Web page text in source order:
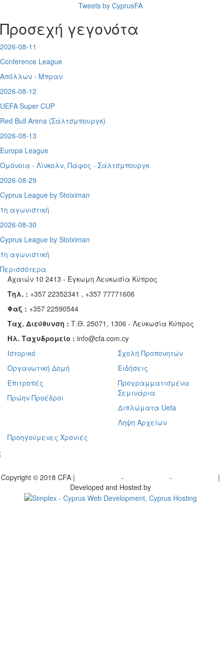
Tweets by CyprusFA
Προσεχή γεγονότα
2026-08-11
Conference League
Απόλλων - Μπραν
2026-08-12
UEFA Super CUP
Red Bull Arena (Σάλτσμπουργκ)
2026-08-13
Europa League
Ομόνοια - Λίνκολν, Πάφος - Σάλτσμπουργκ
2026-08-29
Cyprus League by Stoiximan
1η αγωνιστική
2026-08-30
Cyprus League by Stoiximan
1η αγωνιστική
Περισσότερα
Αχαιών 10 2413 - Έγκωμη Λευκωσία Κύπρος
Τηλ. : +357 22352341 , +357 77771606
Φαξ : +357 22590544
Ταχ. Διεύθυνση : Τ.Θ. 25071, 1306 - Λευκωσία Κύπρος
Ηλ. Ταχυδρομείο : info@cfa.com.cy
Ιστορικό
Οργανωτική Δομή
Επιτροπές
Πρώην Προέδροι
Σχολή Προπονητών
Ειδήσεις
Προγραμματισμένα
Σεμινάρια
Διπλώματα Uefa
Ληψη Αρχείων
Προηγούμενες Χρονιές
Copyright © 2018 CFA | - -
|
Developed and Hosted by